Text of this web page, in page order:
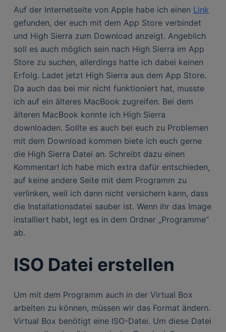
Auf der Internetseite von Apple habe ich einen Link
gefunden, der euch mit dem App Store verbindet
und High Sierra zum Download anzeigt. Angeblich
soll es auch möglich sein nach High Sierra im App
Store zu suchen, allerdings hatte ich dabei keinen
Erfolg. Ladet jetzt High Sierra aus dem App Store.
Da auch das bei mir nicht funktioniert hat, musste
ich auf ein älteres MacBook zugreifen. Bei dem
älteren MacBook konnte ich High Sierra
downloaden. Sollte es auch bei euch zu Problemen
mit dem Download kommen biete ich euch gerne
die High Sierra Datei an. Schreibt dazu einen
Kommentar! Ich habe mich extra dafür entschieden,
auf keine andere Seite mit dem Programm zu
verlinken, weil ich dann nicht versichern kann, dass
die Installationsdatei sauber ist. Wenn ihr das Image
installiert habt, legt es in dem Ordner „Programme“
ab.
ISO Datei erstellen
Um mit dem Programm auch in der Virtual Box
arbeiten zu können, müssen wir das Format ändern.
Virtual Box benötigt eine ISO-Datei. Um diese Datei